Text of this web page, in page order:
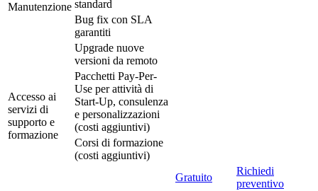
Manutenzione standard
Bug fix con SLA
garantiti
Upgrade nuove
versioni da remoto
Accesso ai
servizi di
supporto e
formazione
Pacchetti Pay-Per-
Use per attività di
Start-Up, consulenza
e personalizzazioni
(costi aggiuntivi)
Corsi di formazione
(costi aggiuntivi)
Gratuito
Richiedi
preventivo